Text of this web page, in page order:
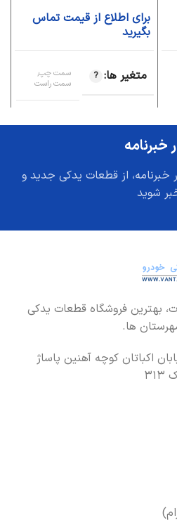
برای اطلاع از قیمت تماس
بگیرید
متغیر ها
سمت چپ,
سمت راست
خبرنامه، از قطعات یدکی جدید و
شوید
بهترین فروشگاه قطعات یدکی
ها.
اکباتان کوچه آهنین پاساژ